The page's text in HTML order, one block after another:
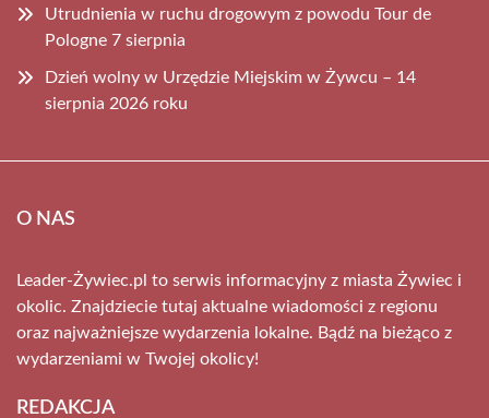
Utrudnienia w ruchu drogowym z powodu Tour de
Pologne 7 sierpnia
Dzień wolny w Urzędzie Miejskim w Żywcu – 14
sierpnia 2026 roku
O NAS
Leader-Żywiec.pl to serwis informacyjny z miasta Żywiec i
okolic. Znajdziecie tutaj aktualne wiadomości z regionu
oraz najważniejsze wydarzenia lokalne. Bądź na bieżąco z
wydarzeniami w Twojej okolicy!
REDAKCJA